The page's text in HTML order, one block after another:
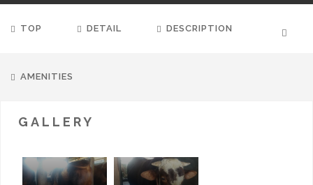
TOP DETAIL DESCRIPTION
AMENITIES
GALLERY